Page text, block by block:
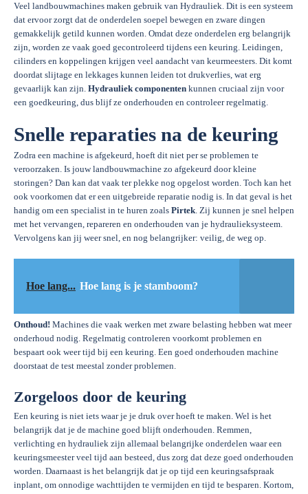
Veel landbouwmachines maken gebruik van Hydrauliek. Dit is een systeem
dat ervoor zorgt dat de onderdelen soepel bewegen en zware dingen
gemakkelijk getild kunnen worden. Omdat deze onderdelen erg belangrijk
zijn, worden ze vaak goed gecontroleerd tijdens een keuring. Leidingen,
cilinders en koppelingen krijgen veel aandacht van keurmeesters. Dit komt
doordat slijtage en lekkages kunnen leiden tot drukverlies, wat erg
gevaarlijk kan zijn. Hydrauliek componenten kunnen cruciaal zijn voor
een goedkeuring, dus blijf ze onderhouden en controleer regelmatig.
Snelle reparaties na de keuring
Zodra een machine is afgekeurd, hoeft dit niet per se problemen te
veroorzaken. Is jouw landbouwmachine zo afgekeurd door kleine
storingen? Dan kan dat vaak ter plekke nog opgelost worden. Toch kan het
ook voorkomen dat er een uitgebreide reparatie nodig is. In dat geval is het
handig om een specialist in te huren zoals Pirtek. Zij kunnen je snel helpen
met het vervangen, repareren en onderhouden van je hydraulieksysteem.
Vervolgens kan jij weer snel, en nog belangrijker: veilig, de weg op.
Hoe lang... Hoe lang is je stamboom?
Onthoud! Machines die vaak werken met zware belasting hebben wat meer
onderhoud nodig. Regelmatig controleren voorkomt problemen en
bespaart ook weer tijd bij een keuring. Een goed onderhouden machine
doorstaat de test meestal zonder problemen.
Zorgeloos door de keuring
Een keuring is niet iets waar je je druk over hoeft te maken. Wel is het
belangrijk dat je de machine goed blijft onderhouden. Remmen,
verlichting en hydrauliek zijn allemaal belangrijke onderdelen waar een
keuringsmeester veel tijd aan besteed, dus zorg dat deze goed onderhouden
worden. Daarnaast is het belangrijk dat je op tijd een keuringsafspraak
inplant, om onnodige wachttijden te vermijden en tijd te besparen. Kortom,